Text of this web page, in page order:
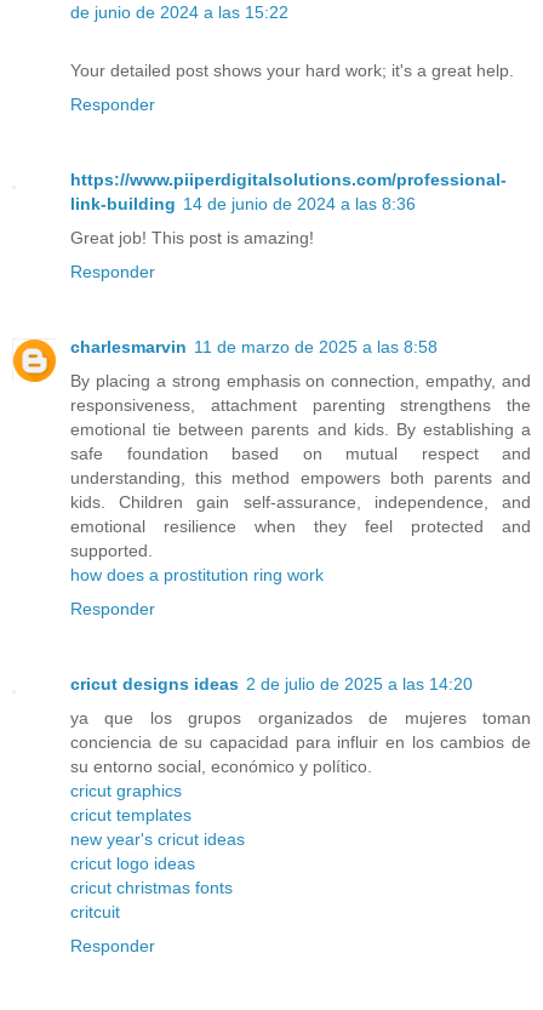
de junio de 2024 a las 15:22
Your detailed post shows your hard work; it's a great help.
Responder
https://www.piiperdigitalsolutions.com/professional-
link-building 14 de junio de 2024 a las 8:36
Great job! This post is amazing!
Responder
charlesmarvin 11 de marzo de 2025 a las 8:58
By placing a strong emphasis on connection, empathy, and
responsiveness, attachment parenting strengthens the
emotional tie between parents and kids. By establishing a
safe foundation based on mutual respect and
understanding, this method empowers both parents and
kids. Children gain self-assurance, independence, and
emotional resilience when they feel protected and
supported.
how does a prostitution ring work
Responder
cricut designs ideas 2 de julio de 2025 a las 14:20
ya que los grupos organizados de mujeres toman
conciencia de su capacidad para influir en los cambios de
su entorno social, económico y político.
cricut graphics
cricut templates
new year's cricut ideas
cricut logo ideas
cricut christmas fonts
critcuit
Responder